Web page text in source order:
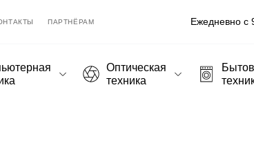
ПАРТНЁРАМ Ежедневно с
Оптическая
техника